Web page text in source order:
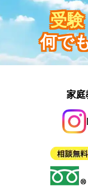
受験
何で
家